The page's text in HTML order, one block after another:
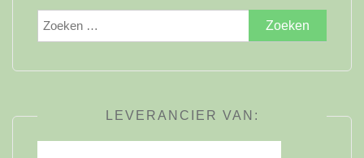
Zoeken
naar:
LEVERANCIER VAN: